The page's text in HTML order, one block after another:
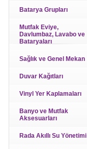
Batarya Grupları
Mutfak Eviye,
Davlumbaz, Lavabo ve
Bataryaları
Sağlık ve Genel Mekan
Duvar Kağıtları
Vinyl Yer Kaplamaları
Banyo ve Mutfak
Aksesuarları
Rada Akıllı Su Yönetimi